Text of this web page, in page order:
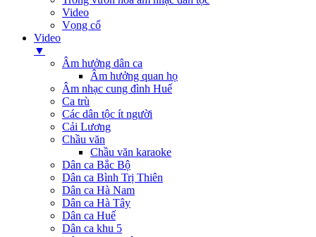
Video
Vọng cổ
Video
▼
Âm hưởng dân ca
Âm hưởng quan họ
Âm nhạc cung đình Huế
Ca trù
Các dân tộc ít người
Cải Lương
Chầu văn
Chầu văn karaoke
Dân ca Bắc Bộ
Dân ca Bình Trị Thiên
Dân ca Hà Nam
Dân ca Hà Tây
Dân ca Huế
Dân ca khu 5